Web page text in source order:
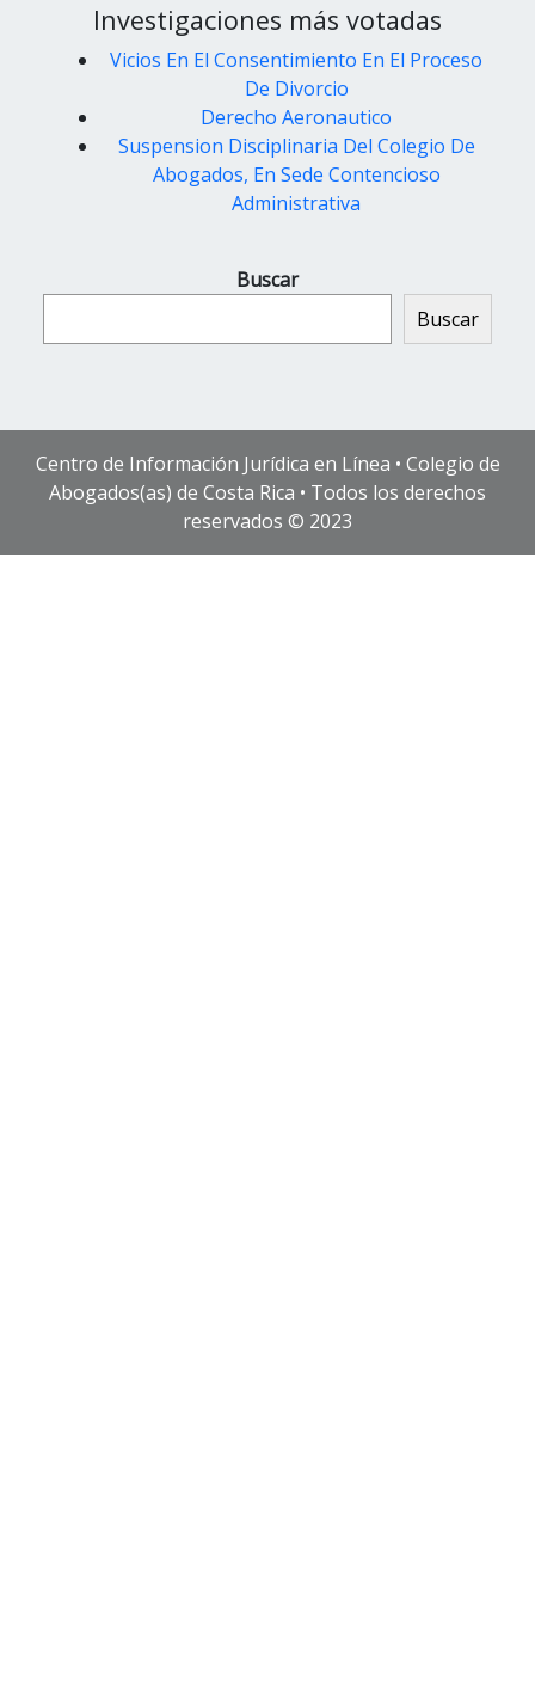
Investigaciones más votadas
Vicios En El Consentimiento En El Proceso
De Divorcio
Derecho Aeronautico
Suspension Disciplinaria Del Colegio De
Abogados, En Sede Contencioso
Administrativa
Buscar
Buscar
Centro de Información Jurídica en Línea • Colegio de
Abogados(as) de Costa Rica • Todos los derechos
reservados © 2023